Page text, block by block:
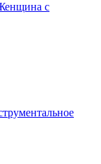
с